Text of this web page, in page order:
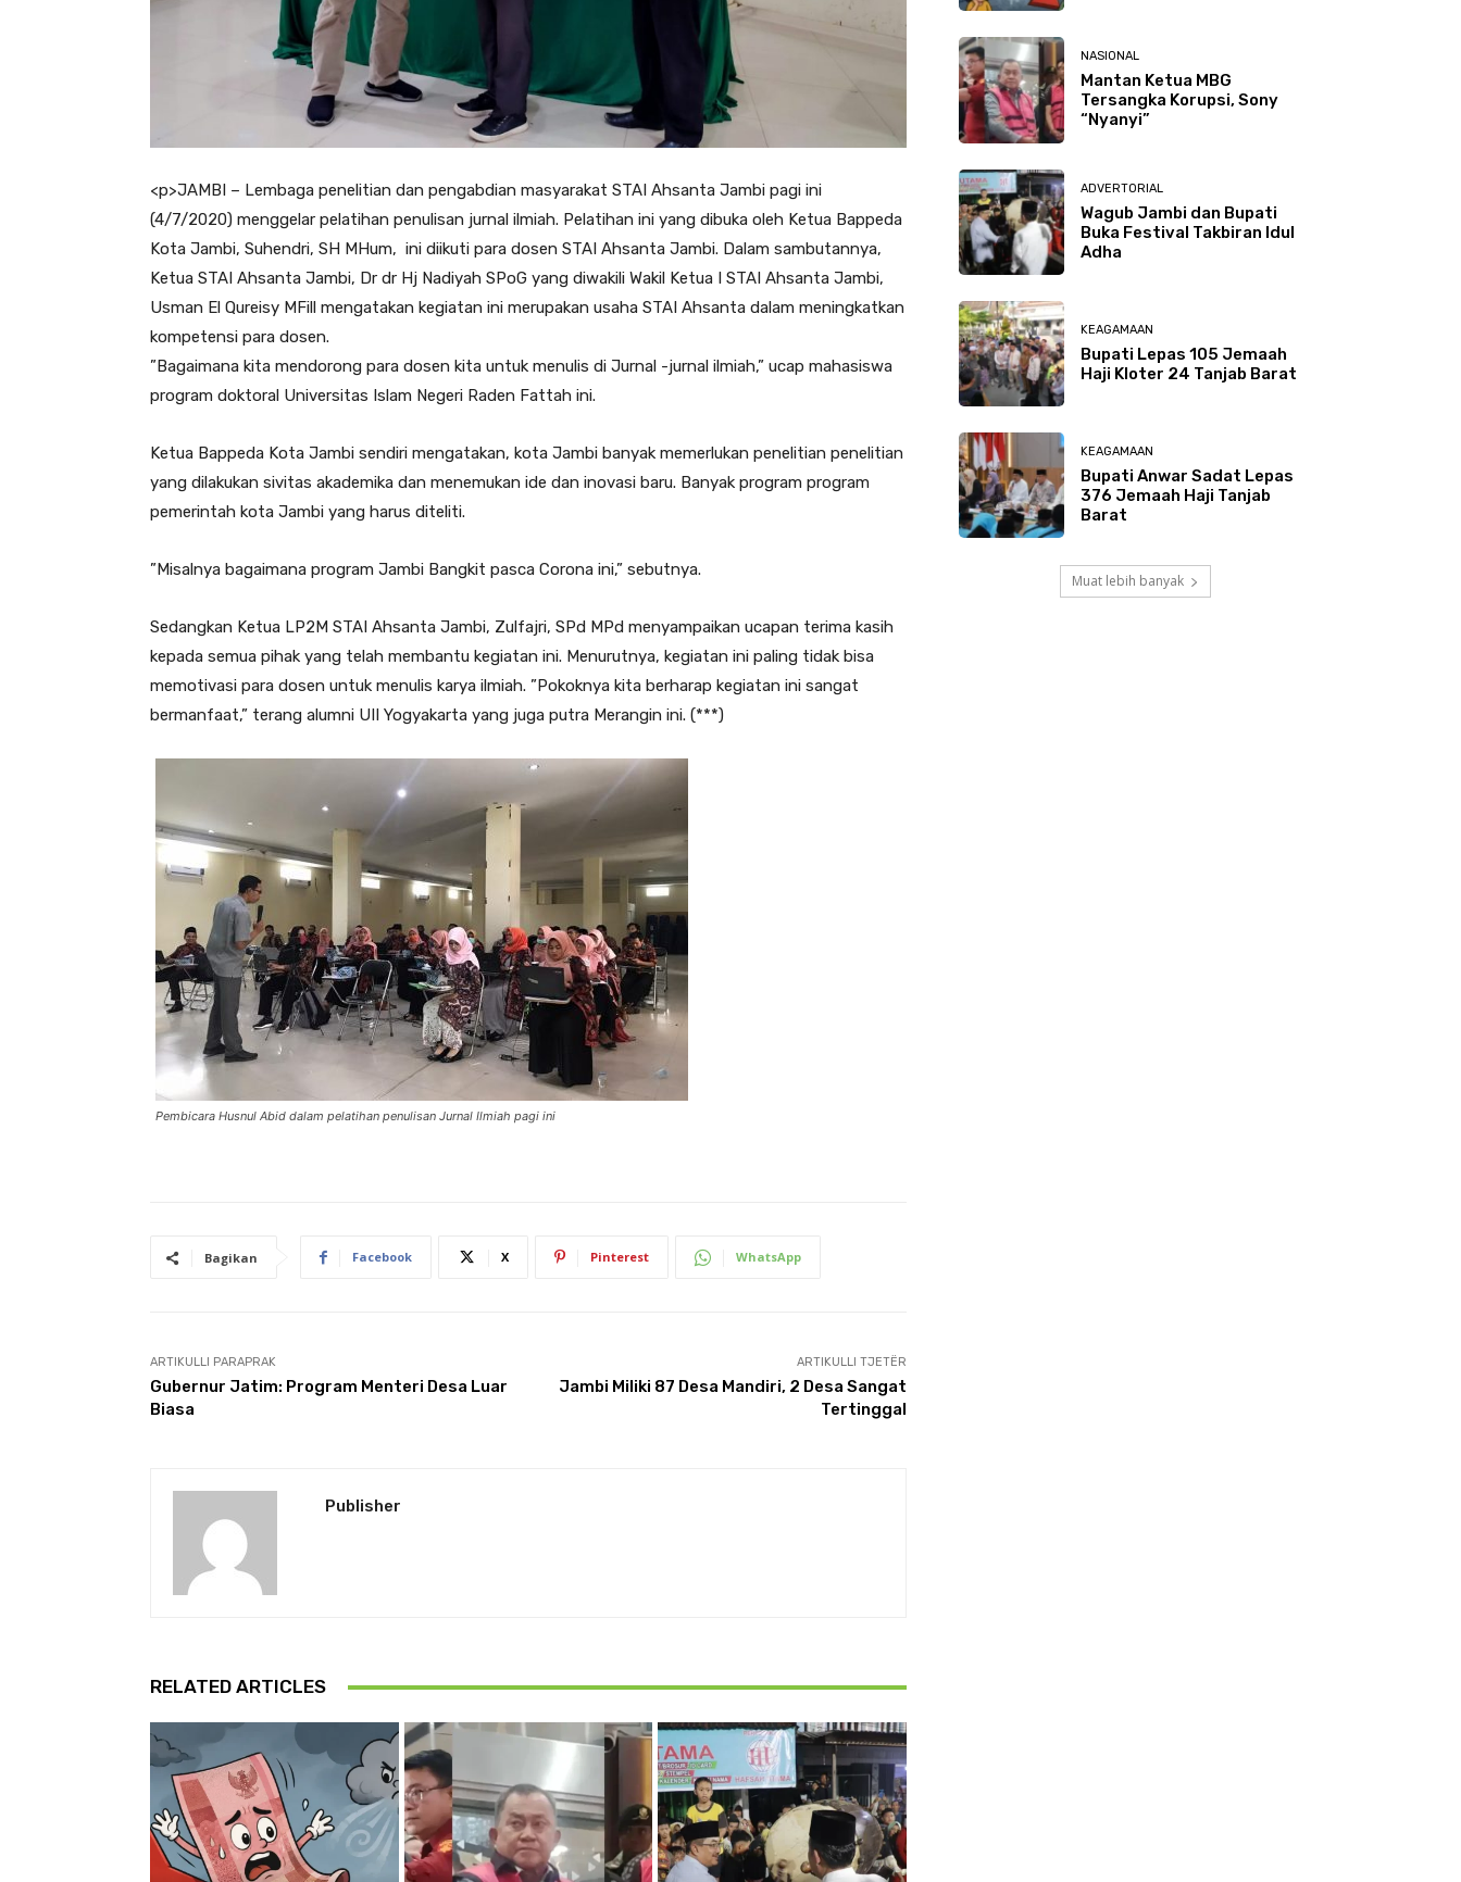
<p>JAMBI – Lembaga penelitian dan pengabdian masyarakat STAI Ahsanta Jambi pagi ini
(4/7/2020) menggelar pelatihan penulisan jurnal ilmiah. Pelatihan ini yang dibuka oleh Ketua Bappeda
Kota Jambi, Suhendri, SH MHum, ini diikuti para dosen STAI Ahsanta Jambi. Dalam sambutannya,
Ketua STAI Ahsanta Jambi, Dr dr Hj Nadiyah SPoG yang diwakili Wakil Ketua I STAI Ahsanta Jambi,
Usman El Qureisy MFill mengatakan kegiatan ini merupakan usaha STAI Ahsanta dalam meningkatkan
kompetensi para dosen.
”Bagaimana kita mendorong para dosen kita untuk menulis di Jurnal -jurnal ilmiah,” ucap mahasiswa
program doktoral Universitas Islam Negeri Raden Fattah ini.
Ketua Bappeda Kota Jambi sendiri mengatakan, kota Jambi banyak memerlukan penelitian penelitian
yang dilakukan sivitas akademika dan menemukan ide dan inovasi baru. Banyak program program
pemerintah kota Jambi yang harus diteliti.
”Misalnya bagaimana program Jambi Bangkit pasca Corona ini,” sebutnya.
Sedangkan Ketua LP2M STAI Ahsanta Jambi, Zulfajri, SPd MPd menyampaikan ucapan terima kasih
kepada semua pihak yang telah membantu kegiatan ini. Menurutnya, kegiatan ini paling tidak bisa
memotivasi para dosen untuk menulis karya ilmiah. ”Pokoknya kita berharap kegiatan ini sangat
bermanfaat,” terang alumni UII Yogyakarta yang juga putra Merangin ini. (***)
Pembicara Husnul Abid dalam pelatihan penulisan Jurnal Ilmiah pagi ini
Bagikan Facebook X Pinterest WhatsApp
ARTIKULLI PARAPRAK
Gubernur Jatim: Program Menteri Desa Luar
Biasa
ARTIKULLI TJETËR
Jambi Miliki 87 Desa Mandiri, 2 Desa Sangat
Tertinggal
Publisher
RELATED ARTICLES
NASIONAL
Mantan Ketua MBG
Tersangka Korupsi, Sony
“Nyanyi”
ADVERTORIAL
Wagub Jambi dan Bupati
Buka Festival Takbiran Idul
Adha
KEAGAMAAN
Bupati Lepas 105 Jemaah
Haji Kloter 24 Tanjab Barat
KEAGAMAAN
Bupati Anwar Sadat Lepas
376 Jemaah Haji Tanjab
Barat
Muat lebih banyak